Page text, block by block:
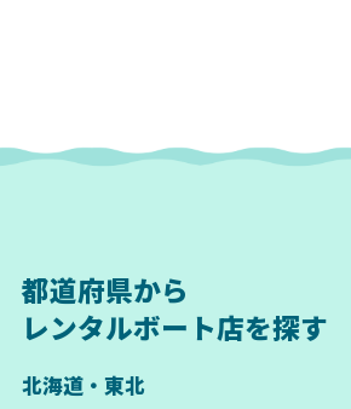
都道府県から
レンタルボート店を探す
北海道・東北